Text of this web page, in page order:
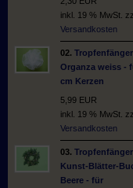
inkl. 19 % MwSt.
Versandkosten
02. Tropfenfänger
Organza weiss -
cm Kerzen
5,99 EUR
inkl. 19 % MwSt.
Versandkosten
03. Tropfenfänger
Kunst-Blätter-
Beere - für